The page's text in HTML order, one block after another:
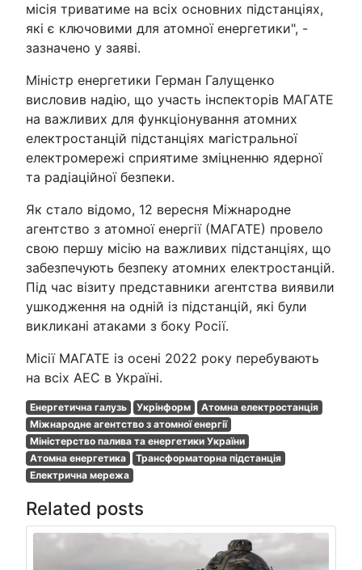
місія триватиме на всіх основних підстанціях,
які є ключовими для атомної енергетики", -
зазначено у заяві.
Міністр енергетики Герман Галущенко
висловив надію, що участь інспекторів МАГАТЕ
на важливих для функціонування атомних
електростанцій підстанціях магістральної
електромережі сприятиме зміцненню ядерної
та радіаційної безпеки.
Як стало відомо, 12 вересня Міжнародне
агентство з атомної енергії (МАГАТЕ) провело
свою першу місію на важливих підстанціях, що
забезпечують безпеку атомних електростанцій.
Під час візиту представники агентства виявили
ушкодження на одній із підстанцій, які були
викликані атаками з боку Росії.
Місії МАГАТЕ із осені 2022 року перебувають
на всіх АЕС в Україні.
Енергетична галузь Укрінформ
Атомна електростанція
Міжнародне агентство з атомної енергії
Міністерство палива та енергетики України
Атомна енергетика
Трансформаторна підстанція
Електрична мережа
Related posts